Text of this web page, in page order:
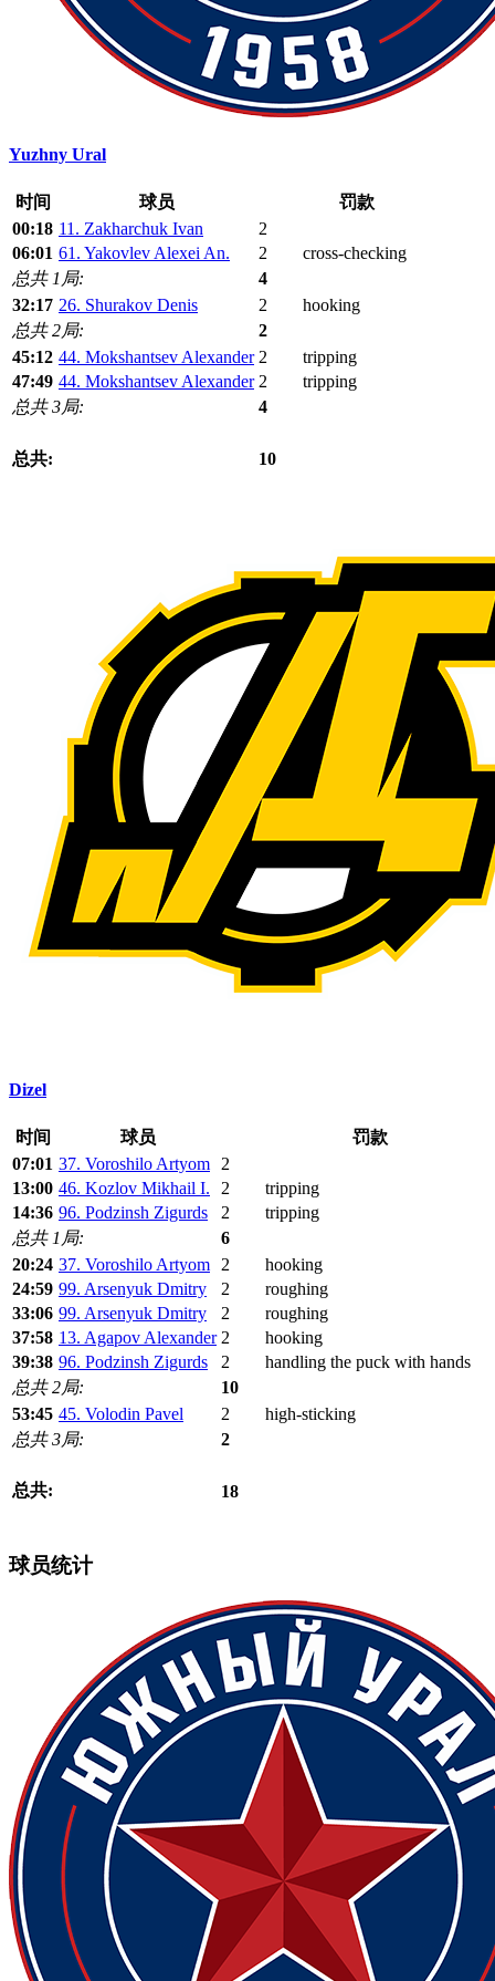
Yuzhny Ural
时间 球员
罚款
00:18 11. Zakharchuk Ivan
2
06:01 61. Yakovlev Alexei An. 2
cross-checking
总共 1局:
4
32:17 26. Shurakov Denis 2
hooking
总共 2局:
2
45:12 44. Mokshantsev Alexander 2
tripping
47:49 44. Mokshantsev Alexander 2
tripping
总共 3局:
4
总共: 10
Dizel
时间 球员
罚款
07:01 37. Voroshilo Artyom
2
13:00 46. Kozlov Mikhail I. 2
tripping
14:36 96. Podzinsh Zigurds 2
tripping
总共 1局:
6
20:24 37. Voroshilo Artyom 2
hooking
24:59 99. Arsenyuk Dmitry 2
roughing
33:06 99. Arsenyuk Dmitry 2
roughing
37:58 13. Agapov Alexander 2
hooking
39:38 96. Podzinsh Zigurds 2
handling the puck with hands
总共 2局:
10
53:45 45. Volodin Pavel 2
high-sticking
总共 3局:
2
总共: 18
球员统计